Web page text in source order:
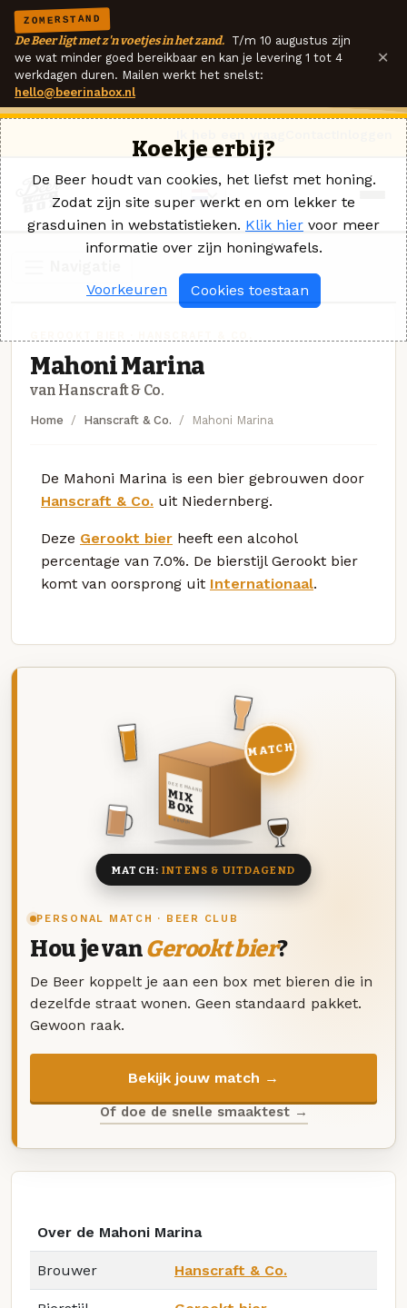
ZOMERSTAND
De Beer ligt met z'n voetjes in het zand. T/m 10 augustus zijn
we wat minder goed bereikbaar en kan je levering 1 tot 4
werkdagen duren. Mailen werkt het snelst:
hello@beerinabox.nl
×
Mahoni Marina
van Hanscraft & Co.
Home Hanscraft & Co. Mahoni Marina
De Mahoni Marina is een bier gebrouwen door
Hanscraft & Co. uit Niedernberg.
Deze Gerookt bier heeft een alcohol
percentage van 7.0%. De bierstijl Gerookt bier
komt van oorsprong uit Internationaal.
PERSONAL MATCH · BEER CLUB
Hou je vanGerookt bier?
De Beer koppelt je aan een box met bieren die in
dezelfde straat wonen. Geen standaard pakket.
Gewoon raak.
Bekijk jouw match →
Of doe de snelle smaaktest →
DEZE MAAND
MIX
BOX
8 BIEREN
MATCH
MATCH:INTENS & UITDAGEND
Over de Mahoni Marina
Brouwer Hanscraft & Co.
Koekje erbij?
De Beer houdt van cookies, het liefst met honing.
Zodat zijn site super werkt en om lekker te
grasduinen in webstatistieken. Klik hier voor meer
informatie over zijn honingwafels.
Voorkeuren Cookies toestaan